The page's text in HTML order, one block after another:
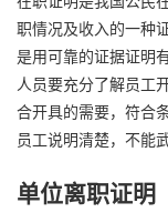
职情况及收入的一种
是用可靠的证据证明
人员要充分了解员工
合开具的需要，符合
员工说明清楚，不能
单位离职证明